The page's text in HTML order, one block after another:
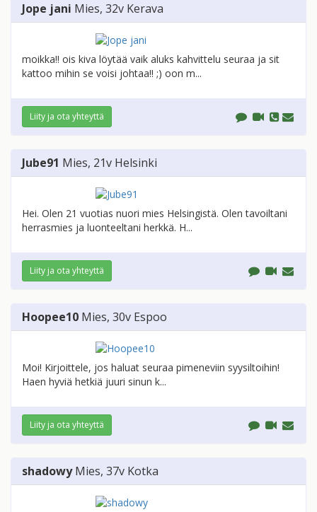
Jope jani Mies, 32v Kerava
moikka!! ois kiva löytää vaik aluks kahvittelu seuraa ja sit
kattoo mihin se voisi johtaa!! ;) oon m...
Liity ja ota yhteyttä
Jube91 Mies, 21v Helsinki
Hei. Olen 21 vuotias nuori mies Helsingistä. Olen tavoiltani
herrasmies ja luonteeltani herkkä. H...
Liity ja ota yhteyttä
Hoopee10 Mies, 30v Espoo
Moi! Kirjoittele, jos haluat seuraa pimeneviin syysiltoihin!
Haen hyviä hetkiä juuri sinun k...
Liity ja ota yhteyttä
shadowy Mies, 37v Kotka